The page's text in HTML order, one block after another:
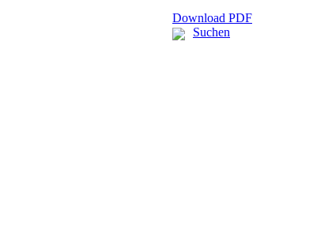
Download PDF
Suchen